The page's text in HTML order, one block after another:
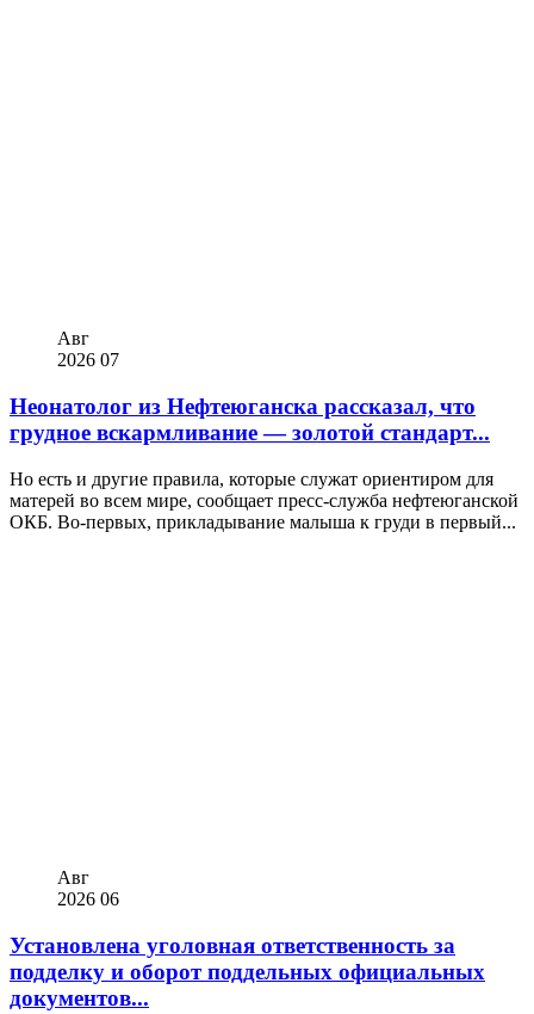
Авг
2026 07
Неонатолог из Нефтеюганска рассказал, что
грудное вскармливание — золотой стандарт...
Но есть и другие правила, которые служат ориентиром для
матерей во всем мире, сообщает пресс-служба нефтеюганской
ОКБ. Во-первых, прикладывание малыша к груди в первый...
Авг
2026 06
Установлена уголовная ответственность за
подделку и оборот поддельных официальных
документов...